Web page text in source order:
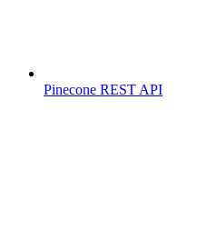
Pinecone REST API